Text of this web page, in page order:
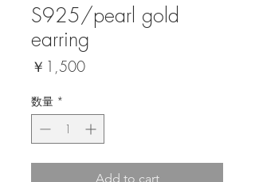
S925/pearl gold
earring
￥1,500価
数量 *
Add to cart